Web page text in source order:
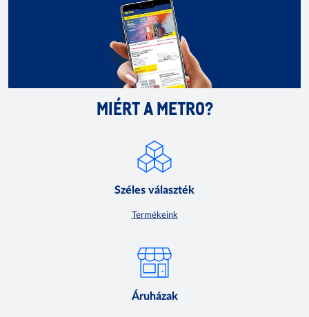
MIÉRT A METRO?
Széles választék
Termékeink
Áruházak